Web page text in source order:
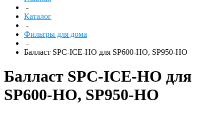
-
Каталог
-
Фильтры для дома
-
Балласт SPC-ICE-HO для SP600-HO, SP950-HO
Балласт SPC-ICE-HO для
SP600-HO, SP950-HO